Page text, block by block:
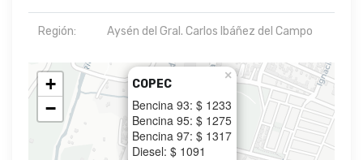
Región: Aysén del Gral. Carlos Ibáñez del Campo
COPEC
Bencina 93: $ 1233
Bencina 95: $ 1275
Bencina 97: $ 1317
Diesel: $ 1091
×
+
−